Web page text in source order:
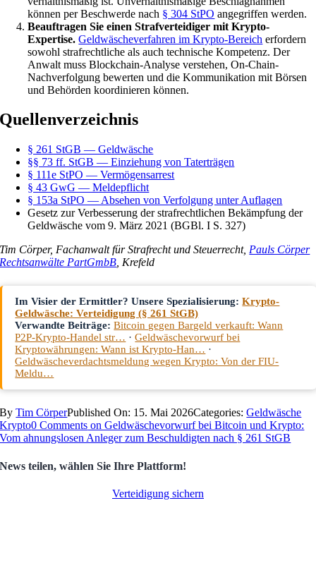
können per Beschwerde nach § 304 StPO angegriffen werden.
Beauftragen Sie einen Strafverteidiger mit Krypto-
Expertise. Geldwäscheverfahren im Krypto-Bereich erfordern
sowohl strafrechtliche als auch technische Kompetenz. Der
Anwalt muss Blockchain-Analyse verstehen, On-Chain-
Nachverfolgung bewerten und die Kommunikation mit Börsen
und Behörden koordinieren können.
Quellenverzeichnis
§ 261 StGB — Geldwäsche
§§ 73 ff. StGB — Einziehung von Taterträgen
§ 111e StPO — Vermögensarrest
§ 43 GwG — Meldepflicht
§ 153a StPO — Absehen von Verfolgung unter Auflagen
Gesetz zur Verbesserung der strafrechtlichen Bekämpfung der
Geldwäsche vom 9. März 2021 (BGBl. I S. 327)
Tim Cörper, Fachanwalt für Strafrecht und Steuerrecht, Pauls Cörper
Rechtsanwälte PartGmbB , Krefeld
Im Visier der Ermittler? Unsere Spezialisierung: Krypto-
Geldwäsche: Verteidigung (§ 261 StGB)
Verwandte Beiträge: Bitcoin gegen Bargeld verkauft: Wann
P2P-Krypto-Handel str… ·Geldwäschevorwurf bei
Kryptowährungen: Wann ist Krypto-Han… ·
Geldwäscheverdachtsmeldung wegen Krypto: Von der FIU-
Meldu…
ByTim CörperPublished On: 15. Mai 2026Categories:Geldwäsche
Krypto0 Comments on Geldwäschevorwurf bei Bitcoin und Krypto:
Vom ahnungslosen Anleger zum Beschuldigten nach § 261 StGB
News teilen, wählen Sie Ihre Plattform!
Verteidigung sichern